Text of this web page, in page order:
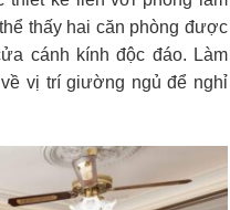
thấy hai căn phòng được
cánh kính độc đáo. Làm
vị trí giường ngủ để nghỉ